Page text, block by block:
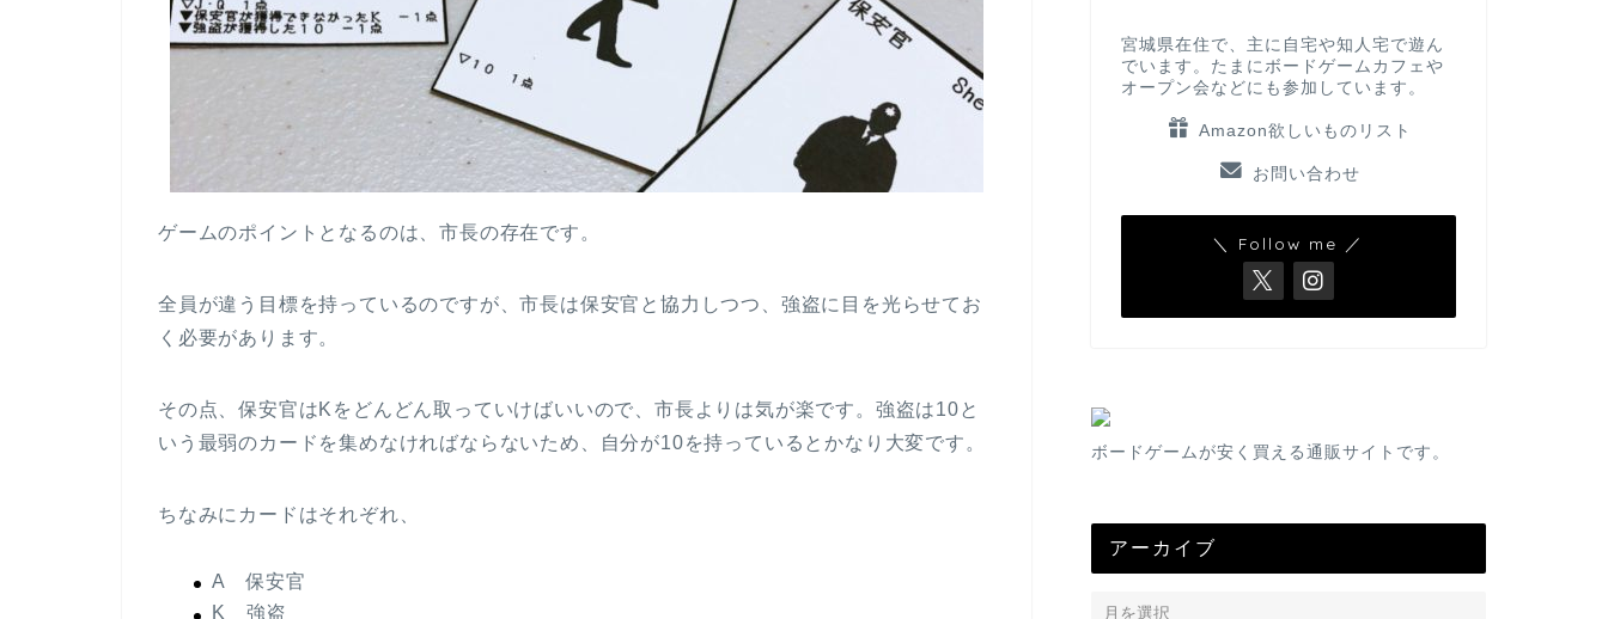
ゲームのポイントとなるのは、市長の存在です。
全員が違う目標を持っているのですが、市長は保安官と協力しつつ、強盗に目を光らせてお
く必要があります。
その点、保安官はKをどんどん取っていけばいいので、市長よりは気が楽です。強盗は10と
いう最弱のカードを集めなければならないため、自分が10を持っているとかなり大変です。
ちなみにカードはそれぞれ、
A 保安官
K 強盗
宮城県在住で、主に自宅や知人宅で遊ん
でいます。たまにボードゲームカフェや
オープン会などにも参加しています。
Amazon欲しいものリスト
お問い合わせ
＼ Follow me ／
ボードゲームが安く買える通販サイトです。
アーカイブ